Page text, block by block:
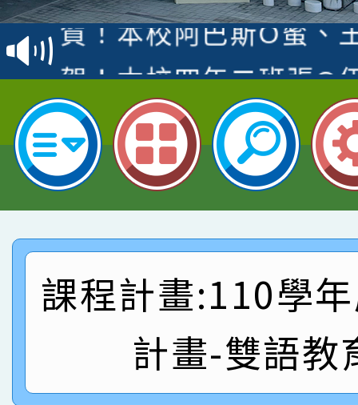
賽 洪綺君教師榮獲社
名
賀！本校阿巴斯O蜜、
倩參加桃園市科展 國
名 指導老師王老師、
賀！本校四年二班張O
園市英語競賽國小朗讀
指導老師林老師
賀！本校參加桃園市中
賽 劉文瑛教師榮獲教
臺灣台語-第二名
賀！本校參與2026世
創客第三名。
賀！本校參加桃園市中
賽 洪綺君教師榮獲社
名
賀！本校阿巴斯O蜜、
倩參加桃園市科展 國
名 指導老師王老師、
賀！本校四年二班張O
園市英語競賽國小朗
指導老師林老師
賀！本校參加桃園市中
賽 劉文瑛教師榮獲教
賀！本校參與2026世
課程計畫:110學
計畫-雙語教